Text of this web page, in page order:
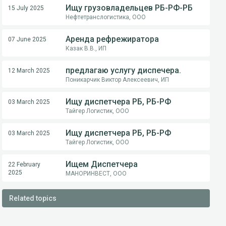
15 July 2025 Ищу грузовладельцев РБ-РФ-РБ
Нефтетранслогистика, ООО
07 June 2025 Аренда рефрежиратора
Казак В.В., ИП
12 March 2025 предлагаю услугу диспечера.
Поникарчик Виктор Алексеевич, ИП
03 March 2025 Ищу диспетчера РБ, РБ-РФ
Тайгер Логистик, ООО
03 March 2025 Ищу диспетчера РБ, РБ-РФ
Тайгер Логистик, ООО
22 February
2025
Ищем Диспетчера
МАНОРИНВЕСТ, ООО
Related topics